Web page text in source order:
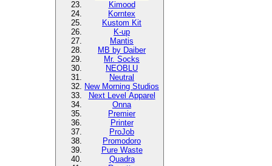
Kimood
Korntex
Kustom Kit
K-up
Mantis
MB by Daiber
Mr. Socks
NEOBLU
Neutral
New Morning Studios
Next Level Apparel
Onna
Premier
Printer
ProJob
Promodoro
Pure Waste
Quadra